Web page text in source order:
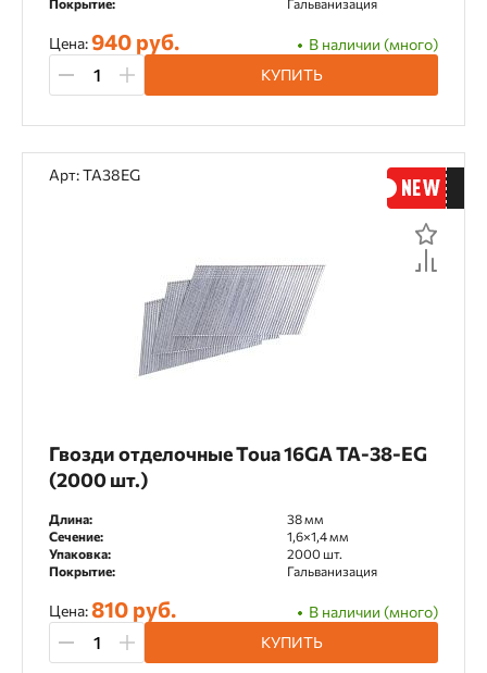
Покрытие:
Гальванизация
Цена:940 руб.
В наличии (много)
КУПИТЬ
Арт: TA38EG
Гвозди отделочные Toua 16GA TA-38-EG
(2000 шт.)
Длина:
38 мм
Сечение:
1,6×1,4 мм
Упаковка:
2000 шт.
Покрытие:
Гальванизация
Цена:810 руб.
В наличии (много)
КУПИТЬ